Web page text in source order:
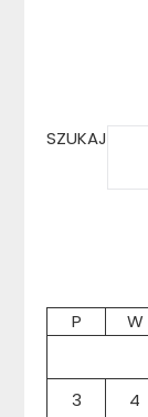
SZUKAJ
P W
3
4